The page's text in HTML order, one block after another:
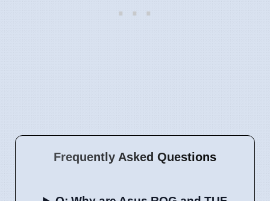
Frequently Asked Questions